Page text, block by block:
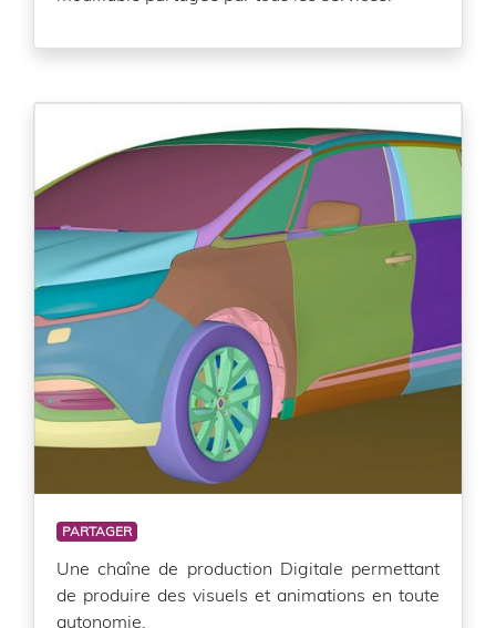
PARTAGER
Une chaîne de production Digitale permettant
de produire des visuels et animations en toute
autonomie.